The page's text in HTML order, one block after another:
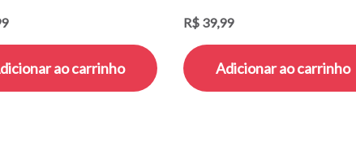
ao carrinho
R$ 39,99
Adicionar ao carrinho